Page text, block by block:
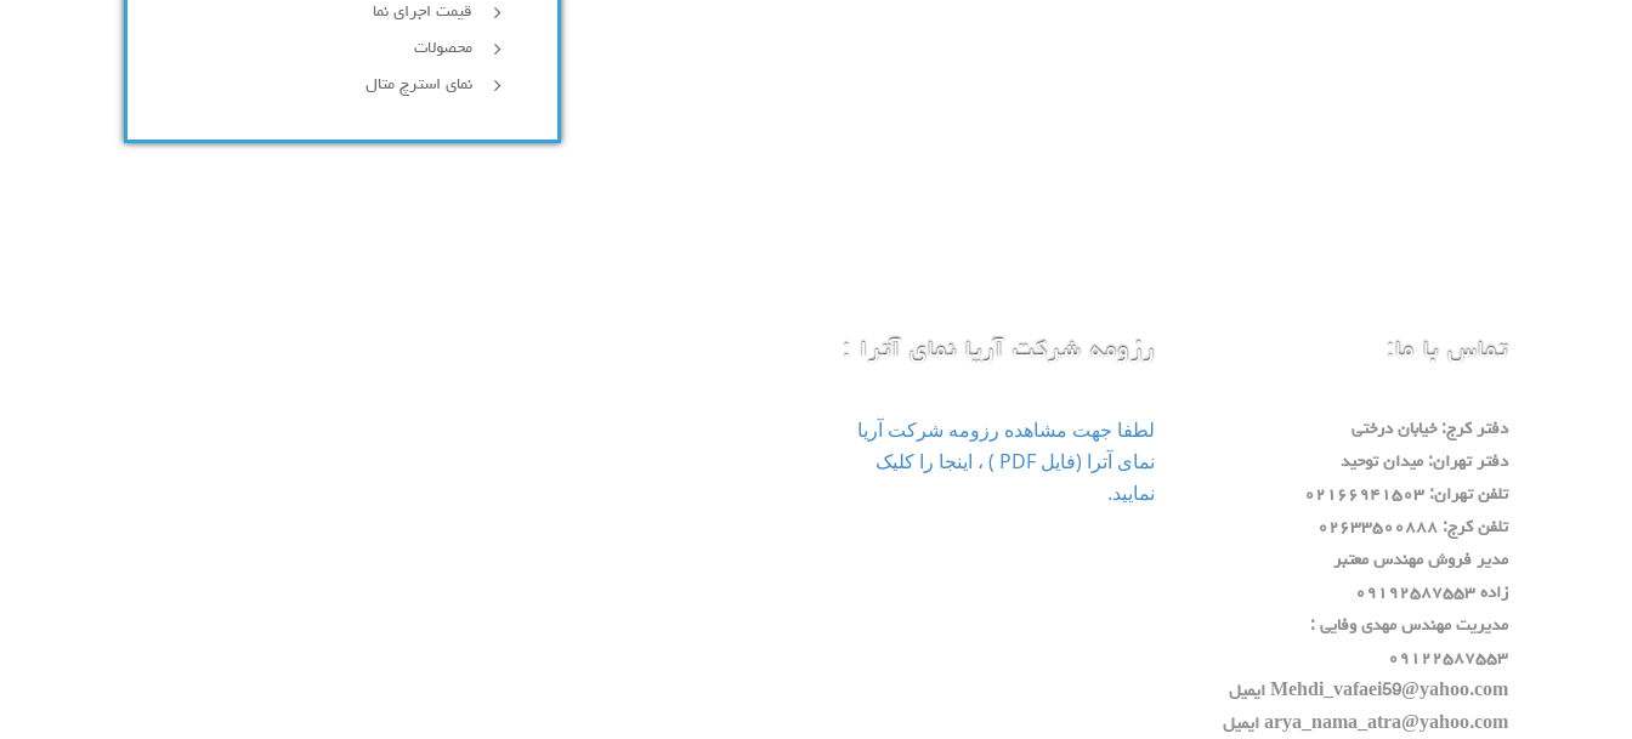
قیمت اجرای نما
محصولات
نمای استرچ متال
تماس با ما:
دفتر كرج: خيابان درختي
دفتر تهران: ميدان توحيد
تلفن تهران: ٠٢١٦٦٩٤١٥٠٣
تلفن كرج: ٠٢٦٣٣٥٠٠٨٨٨
مدير فروش مهندس معتبر
زاده ٠٩١٩٢٥٨٧٥٥٣
مديريت مهندس مهدي وفايي :
٠٩١٢٢٥٨٧٥٥٣
Mehdi_vafaei59@yahoo.com ايميل
arya_nama_atra@yahoo.com ايميل
رزومه شرکت آریا نمای آترا :
لطفا جهت مشاهده رزومه شرکت آریا
نمای آترا (فایل PDF ) ، اینجا را کلیک
نمایید.